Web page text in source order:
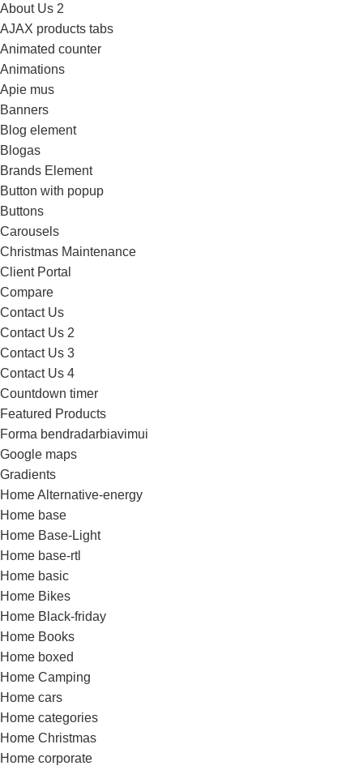
About Us 2
AJAX products tabs
Animated counter
Animations
Apie mus
Banners
Blog element
Blogas
Brands Element
Button with popup
Buttons
Carousels
Christmas Maintenance
Client Portal
Compare
Contact Us
Contact Us 2
Contact Us 3
Contact Us 4
Countdown timer
Featured Products
Forma bendradarbiavimui
Google maps
Gradients
Home Alternative-energy
Home base
Home Base-Light
Home base-rtl
Home basic
Home Bikes
Home Black-friday
Home Books
Home boxed
Home Camping
Home cars
Home categories
Home Christmas
Home corporate